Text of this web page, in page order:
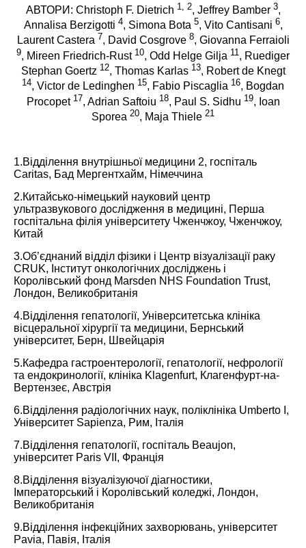
АВТОРИ: Christoph F. Dietrich 1, 2, Jeffrey Bamber 3,
Annalisa Berzigotti 4, Simona Bota 5, Vito Cantisani 6,
Laurent Castera 7, David Cosgrove 8, Giovanna Ferraioli
9, Mireen Friedrich-Rust 10, Odd Helge Gilja 11 , Ruediger
Stephan Goertz 12, Thomas Karlas 13, Robert de Knegt
14, Victor de Ledinghen 15, Fabio Piscaglia 16, Bogdan
Procopet 17, Adrian Saftoiu 18, Paul S. Sidhu 19, Ioan
Sporea 20, Maja Thiele 21
1.Відділення внутрішньої медицини 2, госпіталь
Caritas, Бад Мергентхайм, Німеччина
2.Китайсько-німецький науковий центр
ультразвукового дослідження в медицині, Перша
госпітальна філія університету Чженчжоу, Чженчжоу,
Китай
3.Об’єднаний відділ фізики і Центр візуалізації раку
CRUK, Інститут онкологічних досліджень і
Королівський фонд Marsden NHS Foundation Trust,
Лондон, Великобританія
4.Відділення гепатології, Університетська клініка
вісцеральної хірургії та медицини, Бернський
університет, Берн, Швейцарія
5.Кафедра гастроентерології, гепатології, нефрології
та ендокринології, клініка Klagenfurt, Клагенфурт-на-
Вертензеє, Австрія
6.Відділення радіологічних наук, поліклініка Umberto I,
Університет Sapienza, Рим, Італія
7.Відділення гепатології, госпіталь Beaujon,
університет Paris VII, Франція
8.Відділення візуалізуючої діагностики,
Імператорський і Королівський коледжі, Лондон,
Великобританія
9.Відділення інфекційних захворювань, університет
Pavia, Павія, Італія